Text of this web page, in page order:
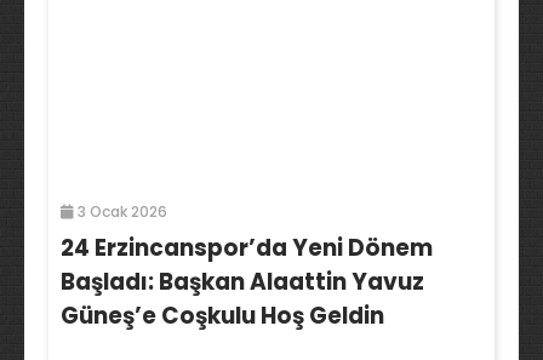
3 Ocak 2026
24 Erzincanspor’da Yeni Dönem
Başladı: Başkan Alaattin Yavuz
Güneş’e Coşkulu Hoş Geldin